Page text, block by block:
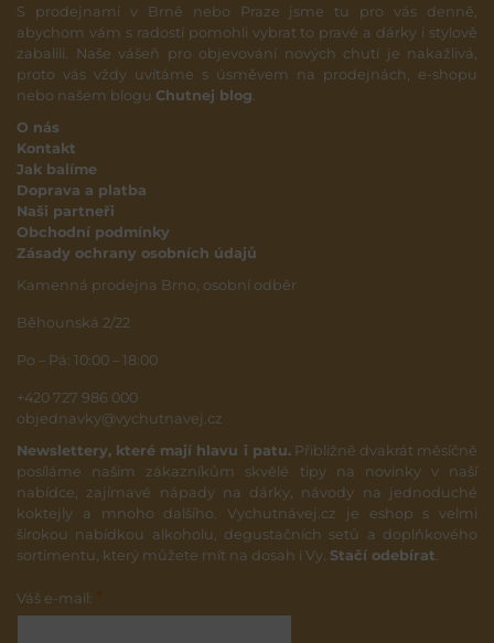
S prodejnami v Brně nebo Praze jsme tu pro vás denně,
abychom vám s radostí pomohli vybrat to pravé a dárky i stylově
zabalili. Naše vášeň pro objevování nových chutí je nakažlivá,
proto vás vždy uvítáme s úsměvem na prodejnách, e-shopu
nebo našem blogu Chutnej blog
O nás
Kontakt
Jak balíme
Doprava a platba
Naši partneři
Obchodní podmínky
Zásady ochrany osobních údajů
Kamenná prodejna Brno, osobní odběr
Běhounská 2/22
Po – Pá: 10:00 – 18:00
+420 727 986 000
objednavky@vychutnavej.cz
Newslettery, které mají hlavu i patu.Přibližně dvakrát měsíčně
posíláme našim zákazníkům skvělé tipy na novinky v naší
nabídce, zajímavé nápady na dárky, návody na jednoduché
koktejly a mnoho dalšího. Vychutnávej.cz je eshop s velmi
širokou nabídkou alkoholu, degustačních setů a doplňkového
sortimentu, který můžete mít na dosah i Vy. Stačí odebírat
Váš e-mail: